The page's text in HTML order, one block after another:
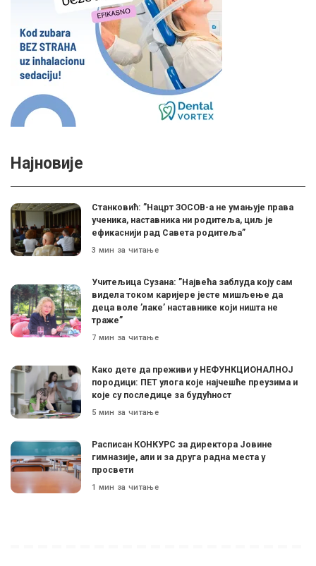
Најновије
Станковић: ”Нацрт ЗОСОВ-а не умањује права
ученика, наставника ни родитеља, циљ је
ефикаснији рад Савета родитеља”
3 мин за читање
Учитељица Сузана: ”Највећа заблуда коју сам
видела током каријере јесте мишљење да
деца воле ’лаке’ наставнике који ништа не
траже”
7 мин за читање
Како дете да преживи у НЕФУНКЦИОНАЛНОЈ
породици: ПЕТ улога које најчешће преузима и
које су последице за будућност
5 мин за читање
Расписан КОНКУРС за директора Јовине
гимназије, али и за друга радна места у
просвети
1 мин за читање